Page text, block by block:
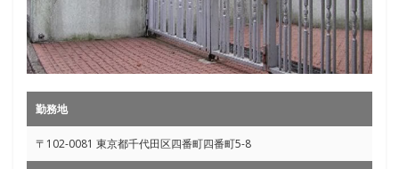
勤務地
〒102-0081 東京都千代田区四番町四番町5-8